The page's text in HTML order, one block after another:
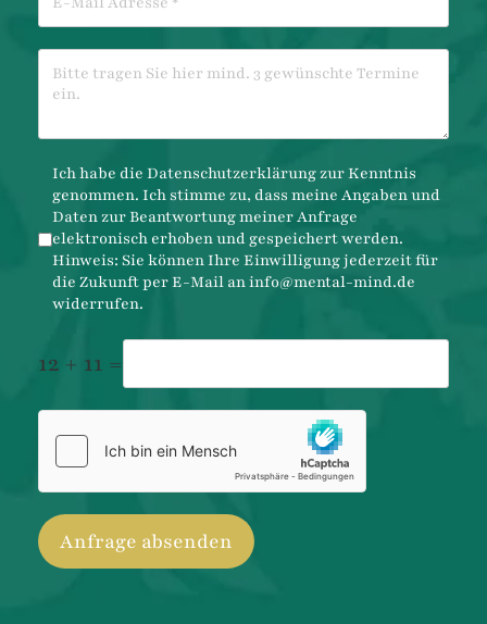
Datenschutz*
Ich habe die Datenschutzerklärungzur Kenntnis
genommen. Ich stimme zu, dass meine Angaben und
Daten zur Beantwortung meiner Anfrage
elektronisch erhoben und gespeichert werden.
Hinweis: Sie können Ihre Einwilligung jederzeit für
die Zukunft per E-Mail aninfo@mental-mind.de
widerrufen.
12 + 11 =
hCaptcha
Anfrage absenden